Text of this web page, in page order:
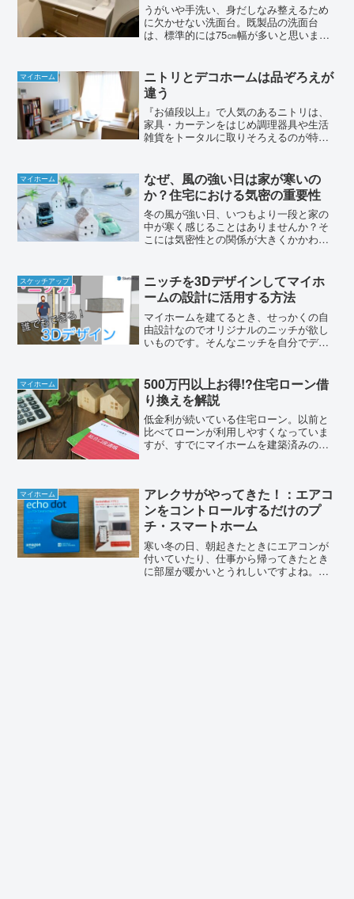
うがいや手洗い、身だしなみ整えるため
に欠かせない洗面台。既製品の洗面台
は、標準的には75㎝幅が多いと思いま
というのが今回のお話です。毎日使う洗
面台について、我が家の実...
マイホーム
ニトリとデコホームは品ぞろえが
違う
『お値段以上』で人気のあるニトリは、
家具・カーテンをはじめ調理器具や生活
雑貨をトータルに取りそろえるのが特
デコホームはニトリの商品の中から生活
必需品や生活雑貨といったも...
マイホーム
なぜ、風の強い日は家が寒いの
か？住宅における気密の重要性
冬の風が強い日、いつもより一段と家の
中が寒く感じることはありませんか？そ
こには気密性との関係が大きくかかわっ
て解説します。すきま風が原因当然です
が、冬に窓を開けていれば...
スケッチアップ
ニッチを3Dデザインしてマイホ
ームの設計に活用する方法
マイホームを建てるとき、せっかくの自
由設計なのでオリジナルのニッチが欲し
いものです。そんなニッチを自分でデザ
フト『スケッチアップ』を使って、ニッ
チを3Dで設計する方...
マイホーム
500万円以上お得!?住宅ローン借
り換えを解説
低金利が続いている住宅ローン。以前と
比べてローンが利用しやすくなっていま
すが、すでにマイホームを建築済みの方
について、その仕組みと注意...
マイホーム
アレクサがやってきた！：エアコ
ンをコントロールするだけのプ
チ・スマートホーム
寒い冬の日、朝起きたときにエアコンが
付いていたり、仕事から帰ってきたとき
に部屋が暖かいとうれしいですよね。エ